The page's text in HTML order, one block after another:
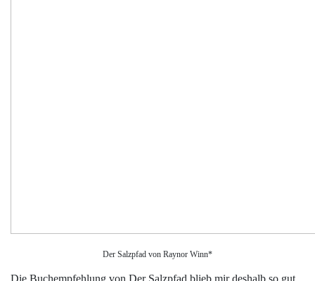
Der Salzpfad von Raynor Winn*